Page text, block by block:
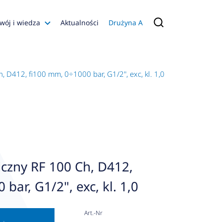
i wiedza
Konfiguratory
Aktualności Drużyna A
D412, fi100 mm, 0÷1000 bar, G1/2", exc, kl. 1,0
RF 100 Ch, D412,
bar, G1/2", exc, kl. 1,0
Art.-Nr